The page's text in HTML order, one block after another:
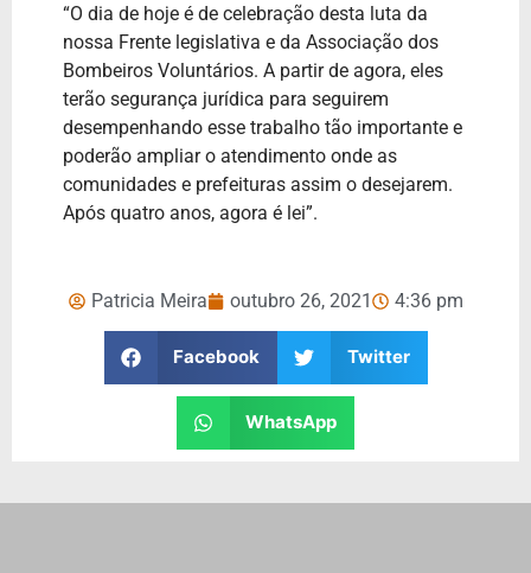
“O dia de hoje é de celebração desta luta da
nossa Frente legislativa e da Associação dos
Bombeiros Voluntários. A partir de agora, eles
terão segurança jurídica para seguirem
desempenhando esse trabalho tão importante e
poderão ampliar o atendimento onde as
comunidades e prefeituras assim o desejarem.
Após quatro anos, agora é lei”.
Patricia Meira outubro 26, 2021 4:36 pm
Facebook Twitter
WhatsApp